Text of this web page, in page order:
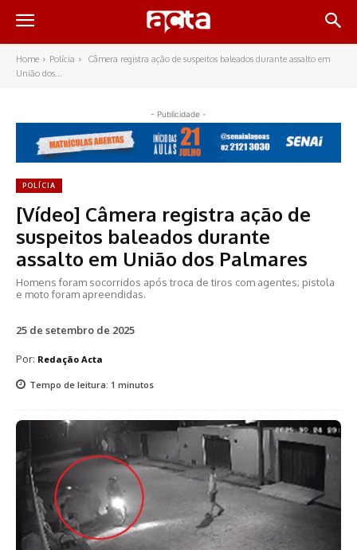
Home Polícia
Câmera registra ação de suspeitos baleados durante assalto em
União dos...
- Publicidade -
POLÍCIA
[Vídeo] Câmera registra ação de
suspeitos baleados durante
assalto em União dos Palmares
Homens foram socorridos após troca de tiros com agentes; pistola
e moto foram apreendidas.
25 de setembro de 2025
Por: Redação Acta
Tempo de leitura: 1 minutos